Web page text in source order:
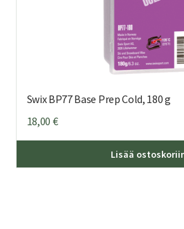
Swix BP77 Base Prep Cold, 180 g
18,00 €
Lisää